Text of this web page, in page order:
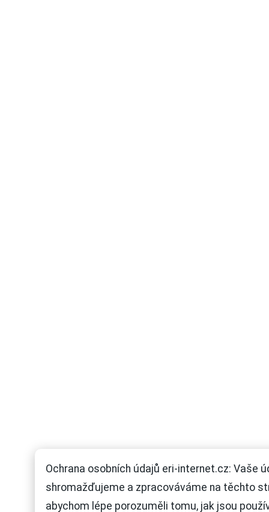
Ochrana osobních údajů eri-internet.cz: Vaše
shromažďujeme a zpracováváme na těchto
abychom lépe porozuměli tomu, jak jsou